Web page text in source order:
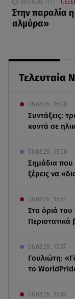
Τελευταία
06.08.26 , 16:00
Συντάξεις:
κοντά σε
06.08.26 , 16:00
Σημάδια που
ξέρεις να
06.08.26 , 15:57
Στα όριά
06.08.26 , 15:37
Γουλιώτη:
το
06.08.26 , 15:35
06.08.26, 11:17
Στην παραλία
αλμύρα»